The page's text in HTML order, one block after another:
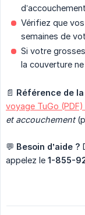
Vérifiez que
semaines de
Si votre
la couverture
📄 Référence de
voyage TuGo (PDF)
et accouchement
💬 Besoin d’aide ?
appelez le 1-855-